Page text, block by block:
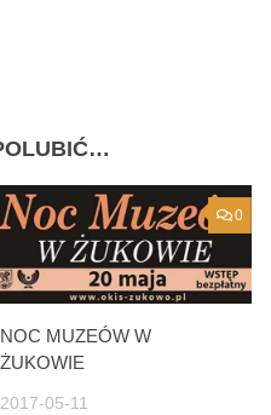
0
NOC MUZEÓW W
ŻUKOWIE
2017-05-11